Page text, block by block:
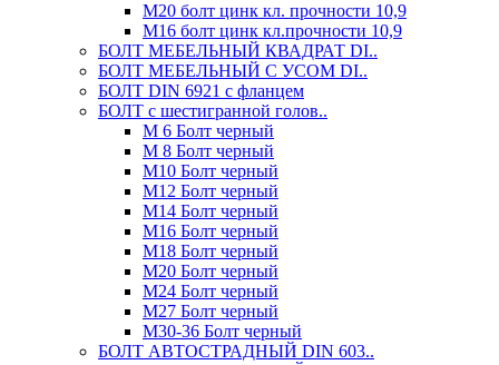
М20 болт цинк кл. прочности 10,9
М16 болт цинк кл.прочности 10,9
БОЛТ МЕБЕЛЬНЫЙ КВАДРАТ DI..
БОЛТ МЕБЕЛЬНЫЙ С УСОМ DI..
БОЛТ DIN 6921 c фланцем
БОЛТ с шестигранной голов..
М 6 Болт черный
М 8 Болт черный
М10 Болт черный
М12 Болт черный
М14 Болт черный
М16 Болт черный
М18 Болт черный
М20 Болт черный
М24 Болт черный
М27 Болт черный
М30-36 Болт черный
БОЛТ АВТОСТРАДНЫЙ DIN 603..